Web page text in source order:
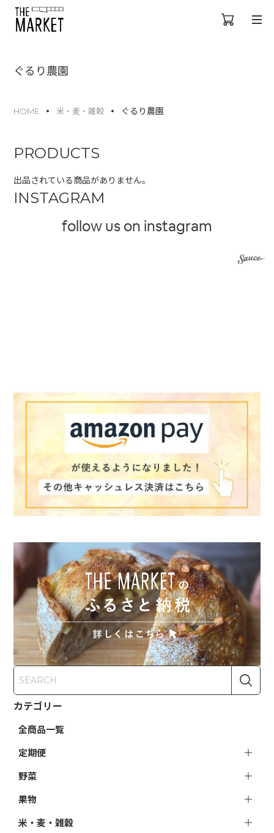
ぐるり農園
カテゴリー
全商品一覧
定期便
野菜
果物
米・麦・雑穀
HOME 米・麦・雑穀 ぐるり農園
PRODUCTS
出品されている商品がありません。
INSTAGRAM
follow us on instagram